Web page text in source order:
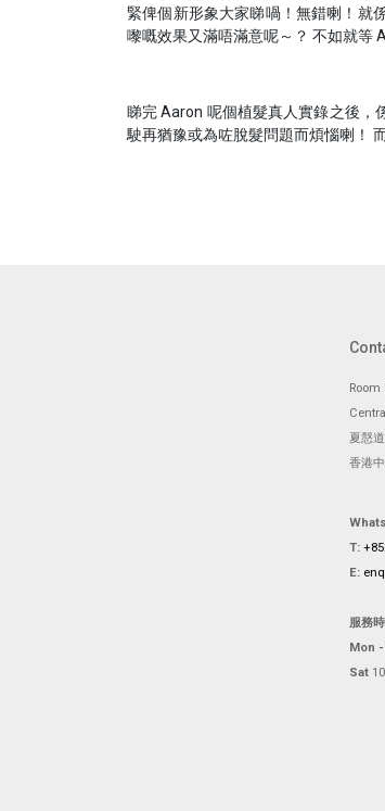
緊俾個新形象大家睇喎！無錯喇！就
嚟嘅效果又滿唔滿意呢～？ 不如就等
睇完 Aaron 呢個植髮真人實錄之後，
駛再猶豫或為咗脫髮問題而煩惱喇！
Room
夏慤
香港
T:
E:
服務
Mon
Sat